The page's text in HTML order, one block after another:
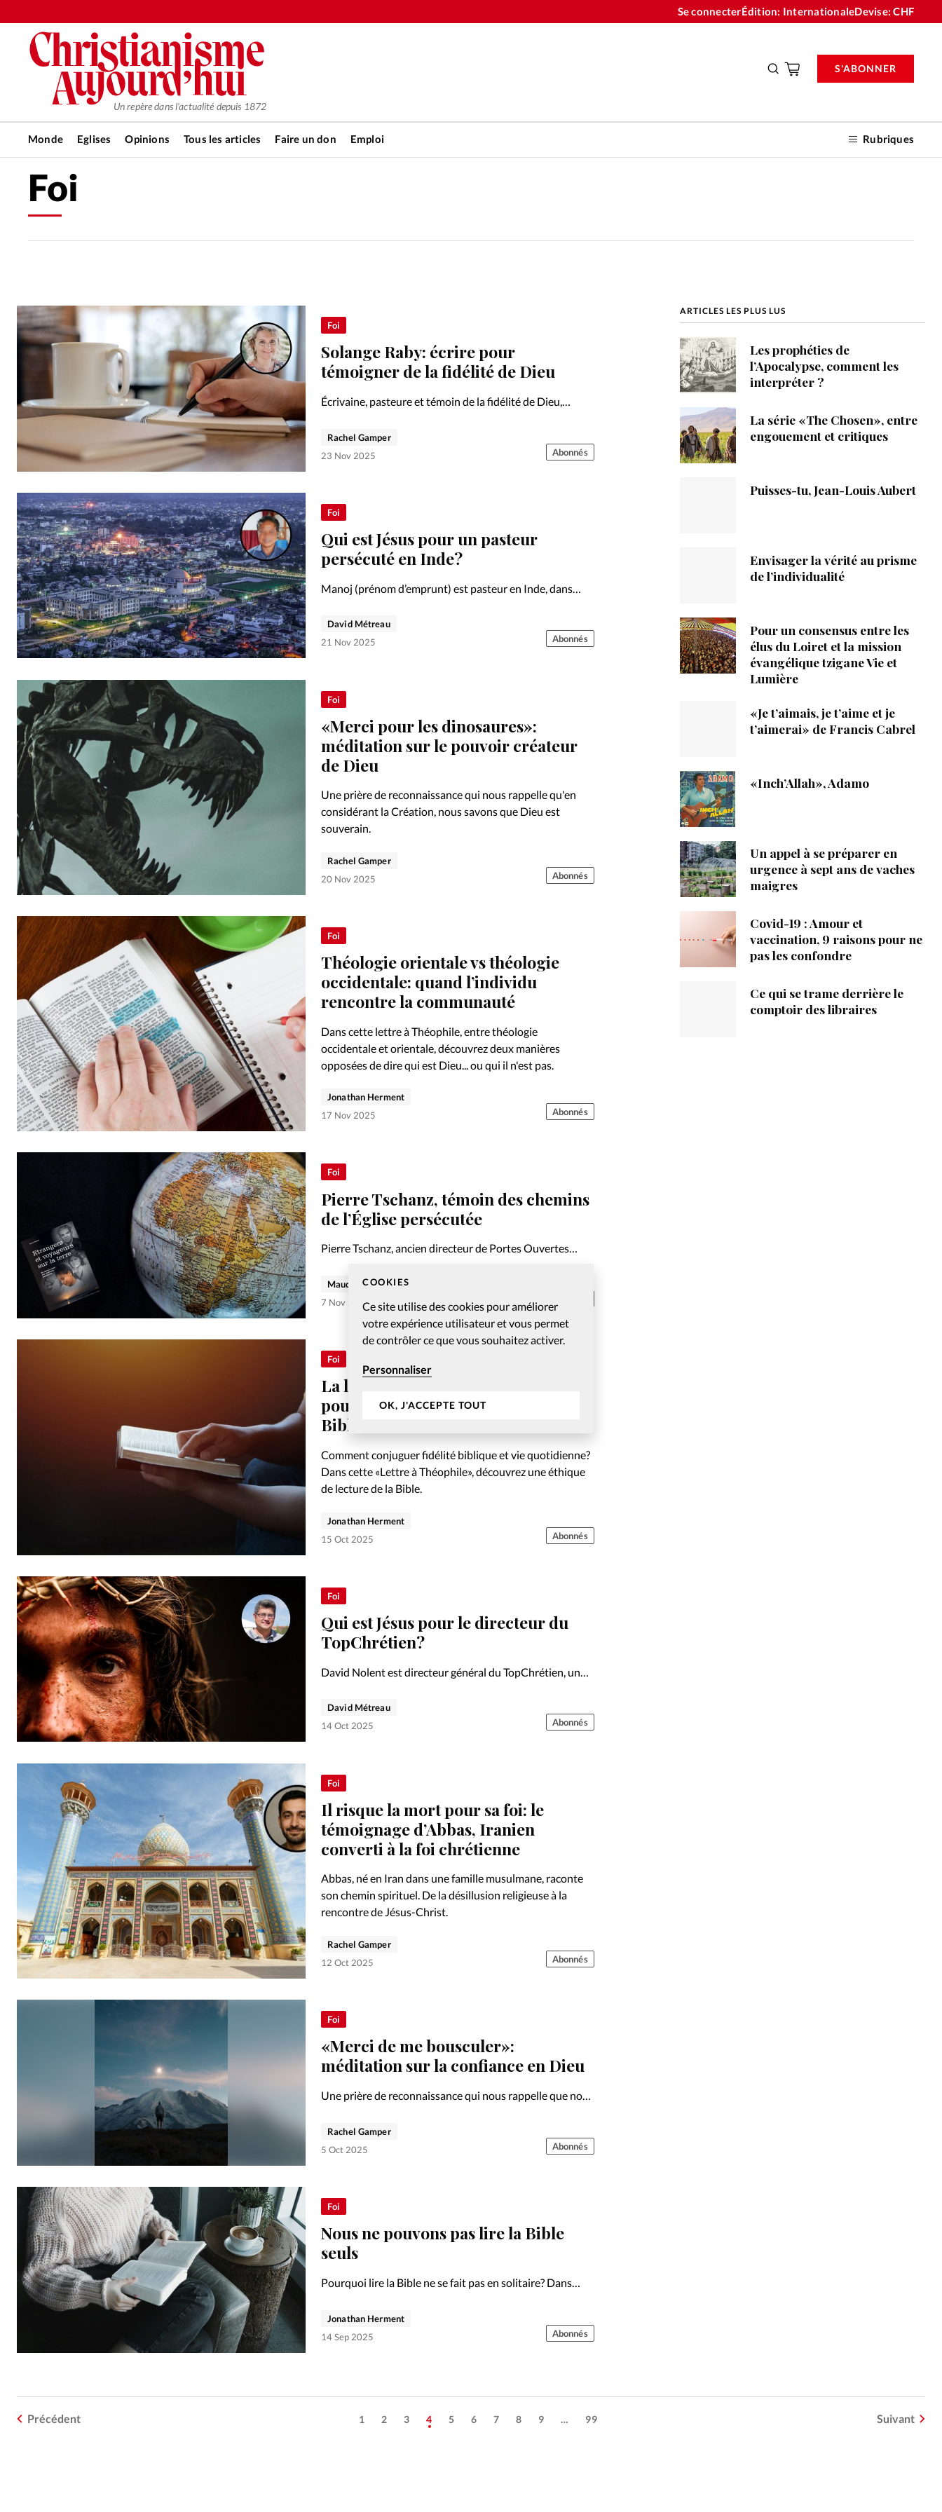
COOKIES
Ce site utilise des cookies pour améliorer
votre expérience utilisateur et vous permet
de contrôler ce que vous souhaitez activer.
Personnaliser
OK, J'ACCEPTE TOUT
Se connecterÉdition: InternationaleDevise:CHF
Un repère dans l'actualité depuis 1872
Monde Eglises Opinions Tous les articles Faire un don Emploi Rubriques
S'ABONNER
RUBRIQUES
Culture
Dossier Eglises
Foi
Génération réveil
Monde
Opinions
Publireportage
Relations Aujourd'hui
Société
Tour du monde des Eglises
Trait d'Ixène
Vécu Vie Intérieure
Les abonnements
Changemement d'adresse
Foi
Foi
Solange Raby: écrire pour
témoigner de la fidélité de Dieu
Écrivaine, pasteure et témoin de la fidélité de Dieu,
souffrance, la foi retrouvée et le service.
Rachel Gamper
23 Nov 2025
Abonnés
Foi
Qui est Jésus pour un pasteur
persécuté en Inde?
Manoj (prénom d’emprunt) est pasteur en Inde, dans
continuer d’annoncer la Bonne nouvelle du salut en
Jésus.
David Métreau
21 Nov 2025
Abonnés
Foi
«Merci pour les dinosaures»:
méditation sur le pouvoir créateur
de Dieu
Une prière de reconnaissance qui nous rappelle qu'en
considérant la Création, nous savons que Dieu est
souverain.
Rachel Gamper
20 Nov 2025
Abonnés
Foi
Théologie orientale vs théologie
occidentale: quand l’individu
rencontre la communauté
Dans cette lettre à Théophile, entre théologie
occidentale et orientale, découvrez deux manières
opposées de dire qui est Dieu... ou qui il n'est pas.
Jonathan Herment
17 Nov 2025
Abonnés
Foi
Pierre Tschanz, témoin des chemins
de l’Église persécutée
Pierre Tschanz, ancien directeur de Portes Ouvertes
terre» ses témoignages de foi et de persévérance.
Maude Burkhalter
7 Nov 2025
Foi
La lettre tue, mais l’Esprit vivifie:
pour une éthique de lecture de la
Bible
Comment conjuguer fidélité biblique et vie quotidienne?
Dans cette «Lettre à Théophile», découvrez une éthique
de lecture de la Bible.
Jonathan Herment
15 Oct 2025
Abonnés
Foi
Qui est Jésus pour le directeur du
TopChrétien?
David Nolent est directeur général du TopChrétien, une
douze livres, il est marié et père de trois filles.
David Métreau
14 Oct 2025
Abonnés
Foi
Il risque la mort pour sa foi: le
témoignage d’Abbas, Iranien
converti à la foi chrétienne
Abbas, né en Iran dans une famille musulmane, raconte
son chemin spirituel. De la désillusion religieuse à la
rencontre de Jésus-Christ.
Rachel Gamper
12 Oct 2025
Abonnés
Foi
«Merci de me bousculer»:
méditation sur la confiance en Dieu
Une prière de reconnaissance qui nous rappelle que nos
Rachel Gamper
5 Oct 2025
Abonnés
Foi
Nous ne pouvons pas lire la Bible
seuls
Pourquoi lire la Bible ne se fait pas en solitaire? Dans
l’herméneutique aide à s’approprier le message du Salut.
Jonathan Herment
14 Sep 2025
Abonnés
Précédent 1 2 3 4 5 6 7 8 9 … 99 Suivant
ARTICLES LES PLUS LUS
Les prophéties de
l’Apocalypse, comment les
interpréter ?
La série «The Chosen», entre
engouement et critiques
Puisses-tu, Jean-Louis Aubert
Envisager la vérité au prisme
de l’individualité
Pour un consensus entre les
élus du Loiret et la mission
évangélique tzigane Vie et
Lumière
«Je t’aimais, je t’aime et je
t’aimerai» de Francis Cabrel
«Inch’Allah», Adamo
Un appel à se préparer en
urgence à sept ans de vaches
maigres
Covid-19 : Amour et
vaccination, 9 raisons pour ne
pas les confondre
Ce qui se trame derrière le
comptoir des libraires